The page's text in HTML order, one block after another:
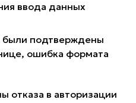
ввода данных
подтверждены
ошибка формата
отказа в авторизации